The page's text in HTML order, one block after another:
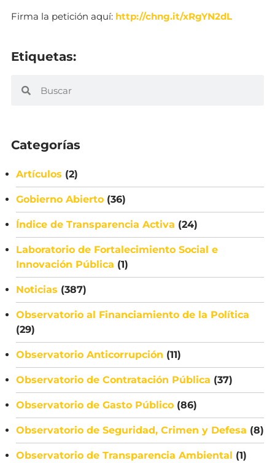
Firma la petición aquí: http://chng.it/xRgYN2dL
Etiquetas:
Categorías
Artículos (2)
Gobierno Abierto (36)
Índice de Transparencia Activa (24)
Laboratorio de Fortalecimiento Social e
Innovación Pública (1)
Noticias (387)
Observatorio al Financiamiento de la Política
(29)
Observatorio Anticorrupción (11)
Observatorio de Contratación Pública (37)
Observatorio de Gasto Público (86)
Observatorio de Seguridad, Crimen y Defesa (8)
Observatorio de Transparencia Ambiental (1)